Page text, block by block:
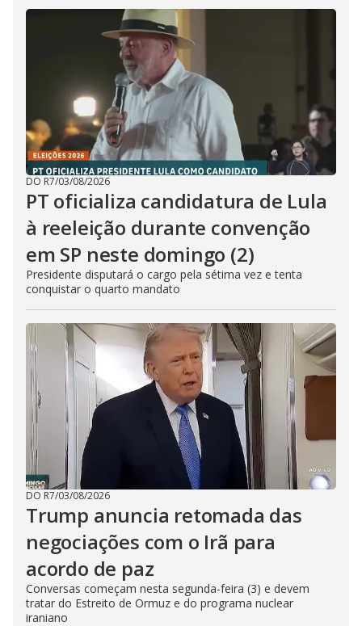
DO R7/03/08/2026
PT oficializa candidatura de Lula
à reeleição durante convenção
em SP neste domingo (2)
Presidente disputará o cargo pela sétima vez e tenta
conquistar o quarto mandato
DO R7/03/08/2026
Trump anuncia retomada das
negociações com o Irã para
acordo de paz
Conversas começam nesta segunda-feira (3) e devem
tratar do Estreito de Ormuz e do programa nuclear
iraniano